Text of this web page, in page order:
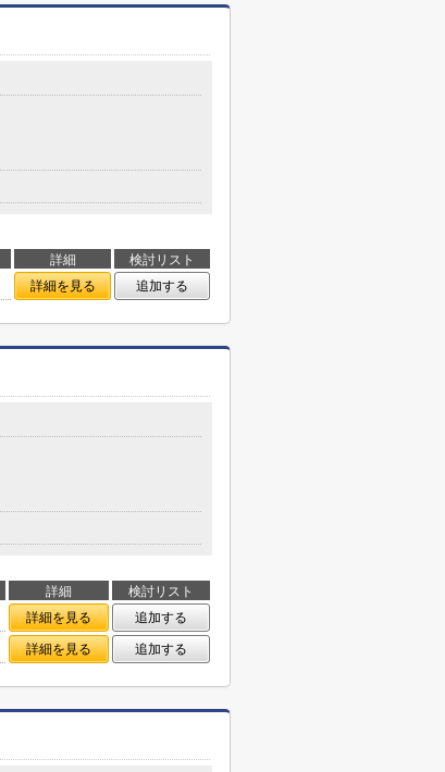
詳細
検討リスト
詳細を見る 追加する
詳細
検討リスト
詳細を見る
追加する
詳細を見る 追加する